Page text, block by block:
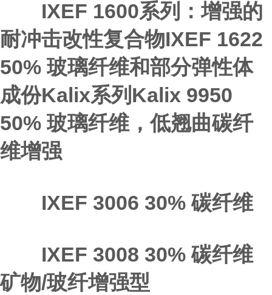
IXEF 1600系列：增强的
耐冲击改性复合物IXEF 1622
50% 玻璃纤维和部分弹性体
成份Kalix系列Kalix 9950
50% 玻璃纤维，低翘曲碳纤
维增强
IXEF 3006 30% 碳纤维
IXEF 3008 30% 碳纤维
矿物/玻纤增强型